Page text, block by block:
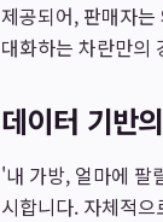
제공되어, 판매자
대화하는 차란만의
데이터 기반
'내 가방, 얼마에 팔
시합니다. 자체적